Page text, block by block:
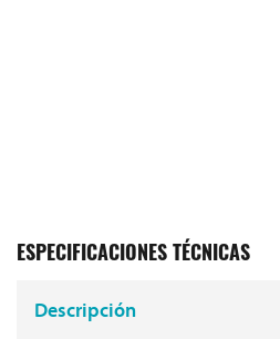
ESPECIFICACIONES TÉCNICAS
Descripción